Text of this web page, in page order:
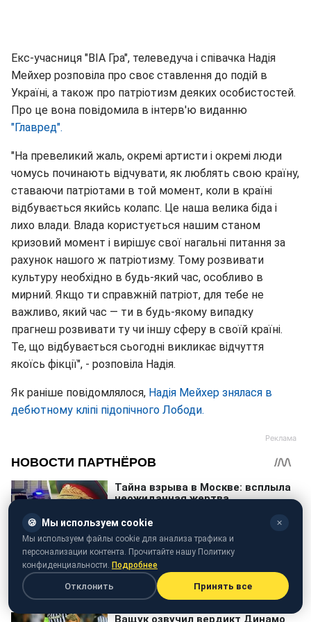
Екс-учасниця "ВІА Гра", телеведуча і співачка Надія
Мейхер розповіла про своє ставлення до подій в
Україні, а також про патріотизм деяких особистостей.
Про це вона повідомила в інтерв'ю виданню
"Главред".
"На превеликий жаль, окремі артисти і окремі люди
чомусь починають відчувати, як люблять свою країну,
ставаючи патріотами в той момент, коли в країні
відбувається якийсь колапс. Це наша велика біда і
лихо влади. Влада користується нашим станом
кризовий момент і вирішує свої нагальні питання за
рахунок нашого ж патріотизму. Тому розвивати
культуру необхідно в будь-який час, особливо в
мирний. Якщо ти справжній патріот, для тебе не
важливо, який час — ти в будь-якому випадку
прагнеш розвивати ту чи іншу сферу в своїй країні.
Те, що відбувається сьогодні викликає відчуття
якоїсь фікції", - розповіла Надія.
Як раніше повідомлялося, Надія Мейхер знялася в
дебютному кліпі підопічного Лободи.
🍪 Мы используем cookie ✕
Мы используем файлы cookie для анализа трафика и
персонализации контента. Прочитайте нашу Политику
конфиденциальности. Подробнее
Отклонить Принять все